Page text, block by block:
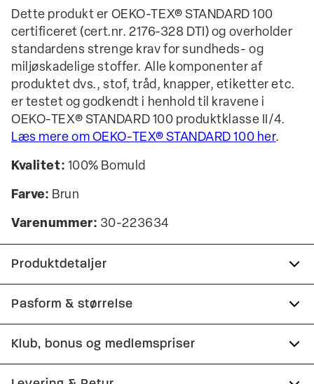
Dette produkt er OEKO-TEX® STANDARD 100
certificeret (cert.nr. 2176-328 DTI) og overholder
standardens strenge krav for sundheds- og
miljøskadelige stoffer. Alle komponenter af
produktet dvs., stof, tråd, knapper, etiketter etc.
er testet og godkendt i henhold til kravene i
OEKO-TEX® STANDARD 100 produktklasse II/4.
Læs mere om OEKO-TEX® STANDARD 100 her.
Kvalitet: 100% Bomuld
Farve: Brun
Varenummer: 30-223634
Produktdetaljer
Certificeret med OEKO-TEX® STANDARD 100.
Fremstillet i 100% bomuld.
Skjorten har button-down krave.
Pasform & størrelse
Fit:Relaxed fit
Klub, bonus og medlemspriser